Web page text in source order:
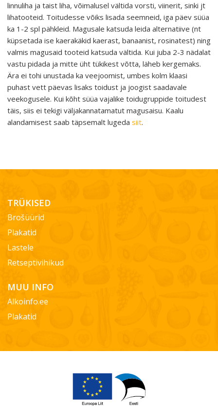
linnuliha ja taist liha, võimalusel vältida vorsti, viinerit, sinki jt
lihatooteid. Toitudesse võiks lisada seemneid, iga päev süüa
ka 1-2 spl pähkleid. Magusale katsuda leida alternatiive (nt
küpsetada ise kaerakäkid kaerast, banaanist, rosinatest) ning
valmis magusaid tooteid katsuda vältida. Kui juba 2-3 nädalat
vastu pidada ja mitte üht tükikest võtta, läheb kergemaks.
Ära ei tohi unustada ka veejoomist, umbes kolm klaasi
puhast vett päevas lisaks toidust ja joogist saadavale
veekogusele. Kui kõht süüa vajalike toidugruppide toitudest
täis, siis ei tekigi väljakannatamatut magusaisu. Kaalu
alandamisest saab täpsemalt lugeda siit.
TRÜKISED
Brošüürid
Plakatid
Lastele
Retseptivihikud
MUU INFO
Alkoinfo.ee
Plakatid